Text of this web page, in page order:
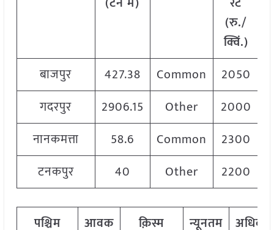
(रु./
क्विं.)
बाजपुर 427.38 Common 2050
गदरपुर
2906.15 Other 2000
नानकमत्ता
58.6 Common 2300
टनकपुर
40 Other 2200
पश्चिम
आवक
क़िस्म
न्यूनतम